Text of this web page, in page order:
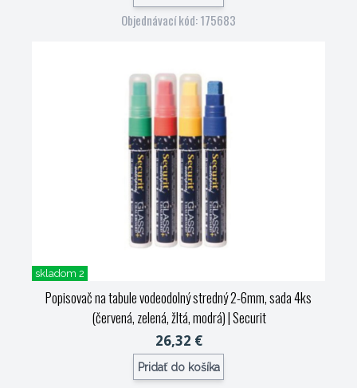
Objednávací kód: 175683
skladom 2
Popisovač na tabule vodeodolný stredný 2-6mm, sada 4ks
(červená, zelená, žltá, modrá)| Securit
26,32 €
Pridať do košíka